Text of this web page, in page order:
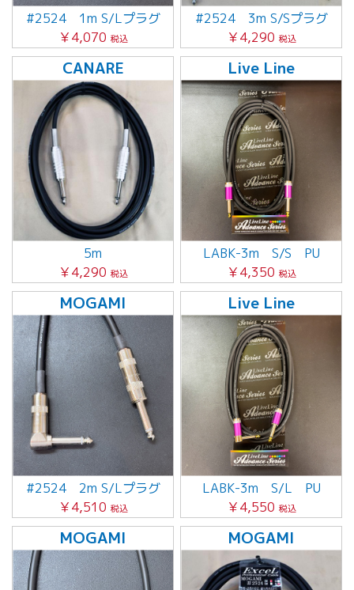
#2524 1m S/Lプラグ
￥4,070 税込
#2524 3m S/Sプラグ
￥4,290 税込
CANARE
5m
￥4,290 税込
Live Line
LABK-3m S/S PU
￥4,350 税込
MOGAMI
#2524 2m S/Lプラグ
￥4,510 税込
Live Line
LABK-3m S/L PU
￥4,550 税込
MOGAMI MOGAMI